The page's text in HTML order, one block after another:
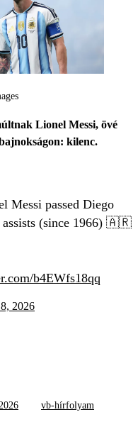
Lionel Messi, övé
kilenc.
Messi passed Diego
assists (since 1966) 🇦🇷
b4EWfs18qq
2026
vb-hírfolyam